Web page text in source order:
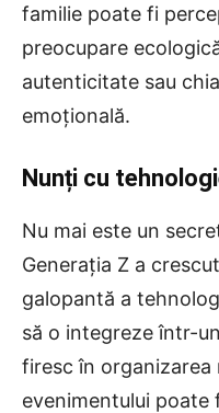
familie poate fi
preocupare
autenticitate sau
emoțională.
Nunți cu
Nu mai este un
Generația Z a
galopantă a
să o integreze într-
firesc în organizarea
evenimentului poate